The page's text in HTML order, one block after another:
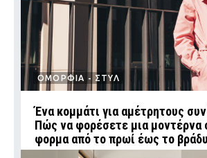
ΟΜΟΡΦΙΑ - ΣΤΥΛ
Ένα κομμάτι για αμέτρητους
Πώς να φορέσετε μια μοντέρνα
φορμα από το πρωί έως το βράδυ